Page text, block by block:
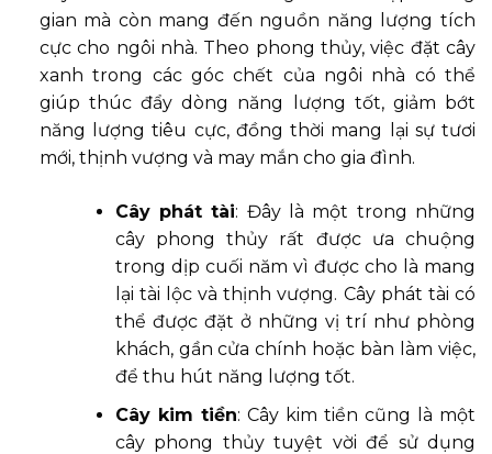
gian mà còn mang đến nguồn năng lượng tích
cực cho ngôi nhà. Theo phong thủy, việc đặt cây
xanh trong các góc chết của ngôi nhà có thể
giúp thúc đẩy dòng năng lượng tốt, giảm bớt
năng lượng tiêu cực, đồng thời mang lại sự tươi
mới, thịnh vượng và may mắn cho gia đình.
Cây phát tài: Đây là một trong những
cây phong thủy rất được ưa chuộng
trong dịp cuối năm vì được cho là mang
lại tài lộc và thịnh vượng. Cây phát tài có
thể được đặt ở những vị trí như phòng
khách, gần cửa chính hoặc bàn làm việc,
để thu hút năng lượng tốt.
Cây kim tiền: Cây kim tiền cũng là một
cây phong thủy tuyệt vời để sử dụng